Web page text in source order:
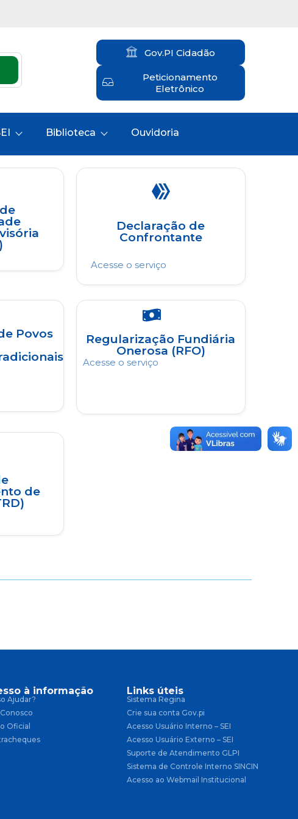
Gov.PI Cidadão
Peticionamento
Eletrônico
Biblioteca Ouvidoria
Declaração de
Confrontante
Acesse o serviço
Povos
Regularização Fundiária
Onerosa (RFO)
Acesse o serviço
de
à informação
Ajudar?
Oficial
Links úteis
Sistema Regina
Crie sua conta Gov.pi
Acesso Usuário Interno – SEI
Acesso Usuário Externo – SEI
Suporte de Atendimento GLPI
Sistema de Controle Interno SINCIN
Acesso ao Webmail Institucional